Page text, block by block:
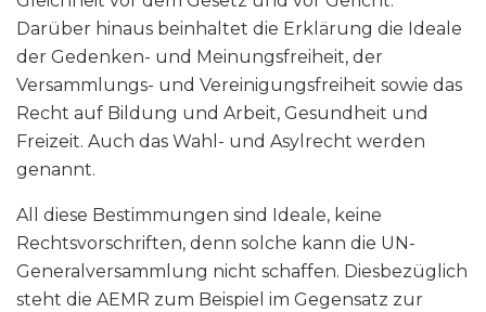
Darüber hinaus beinhaltet die Erklärung die Ideale
der Gedenken- und Meinungsfreiheit, der
Versammlungs- und Vereinigungsfreiheit sowie das
Recht auf Bildung und Arbeit, Gesundheit und
Freizeit. Auch das Wahl- und Asylrecht werden
genannt.
All diese Bestimmungen sind Ideale, keine
Rechtsvorschriften, denn solche kann die UN-
Generalversammlung nicht schaffen. Diesbezüglich
steht die AEMR zum Beispiel im Gegensatz zur